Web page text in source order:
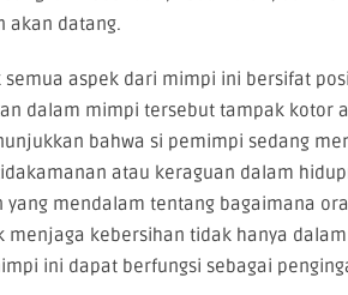
akan datang.
semua aspek dari mimpi ini bersifat
dalam mimpi tersebut tampak kotor
bahwa si pemimpi sedang
atau keraguan dalam
yang mendalam tentang bagaimana
menjaga kebersihan tidak hanya
ini dapat berfungsi sebagai